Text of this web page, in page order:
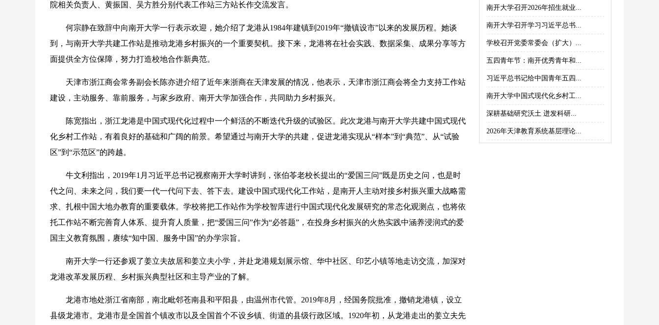
院相关负责人、黄振国、吴方胜分别代表工作站三方站长作交流发言。
何宗静在致辞中向南开大学一行表示欢迎，她介绍了龙港从1984年建镇到2019年“撤镇设市”以来的发展历程。她谈
到，与南开大学共建工作站是推动龙港乡村振兴的一个重要契机。接下来，龙港将在社会实践、数据采集、成果分享等方
面提供全方位保障，努力打造校地合作新典范。
天津市浙江商会常务副会长陈亦进介绍了近年来浙商在天津发展的情况，他表示，天津市浙江商会将全力支持工作站
建设，主动服务、靠前服务，与家乡政府、南开大学加强合作，共同助力乡村振兴。
陈宽指出，浙江龙港是中国式现代化过程中一个鲜活的不断迭代升级的试验区。此次龙港与南开大学共建中国式现代
化乡村工作站，有着良好的基础和广阔的前景。希望通过与南开大学的共建，促进龙港实现从“样本”到“典范”、从“试验
区”到“示范区”的跨越。
牛文利指出，2019年1月习近平总书记视察南开大学时讲到，张伯苓老校长提出的“爱国三问”既是历史之问，也是时
代之问、未来之问，我们要一代一代问下去、答下去。建设中国式现代化工作站，是南开人主动对接乡村振兴重大战略需
求、扎根中国大地办教育的重要载体。学校将把工作站作为学校智库进行中国式现代化发展研究的常态化观测点，也将依
托工作站不断完善育人体系、提升育人质量，把“爱国三问”作为“必答题”，在投身乡村振兴的火热实践中涵养浸润式的爱
国主义教育氛围，赓续“知中国、服务中国”的办学宗旨。
南开大学一行还参观了姜立夫故居和姜立夫小学，并赴龙港规划展示馆、华中社区、印艺小镇等地走访交流，加深对
龙港改革发展历程、乡村振兴典型社区和主导产业的了解。
龙港市地处浙江省南部，南北毗邻苍南县和平阳县，由温州市代管。2019年8月，经国务院批准，撤销龙港镇，设立
县级龙港市。龙港市是全国首个镇改市以及全国首个不设乡镇、街道的县级行政区域。1920年初，从龙港走出的姜立夫先
南开大学召开2026年招生就业...
南开大学召开学习习近平总书...
学校召开党委常委会（扩大）...
五四青年节：南开优秀青年和...
习近平总书记给中国青年五四...
南开大学中国式现代化乡村工...
深耕基础研究沃土 迸发科研...
2026年天津教育系统基层理论...